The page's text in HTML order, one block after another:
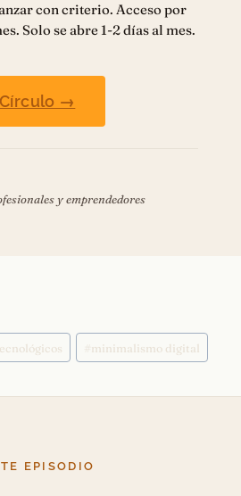
con criterio. Acceso por
Solo se abre 1-2 días al mes.
→
y emprendedores
#minimalismo digital
EPISODIO